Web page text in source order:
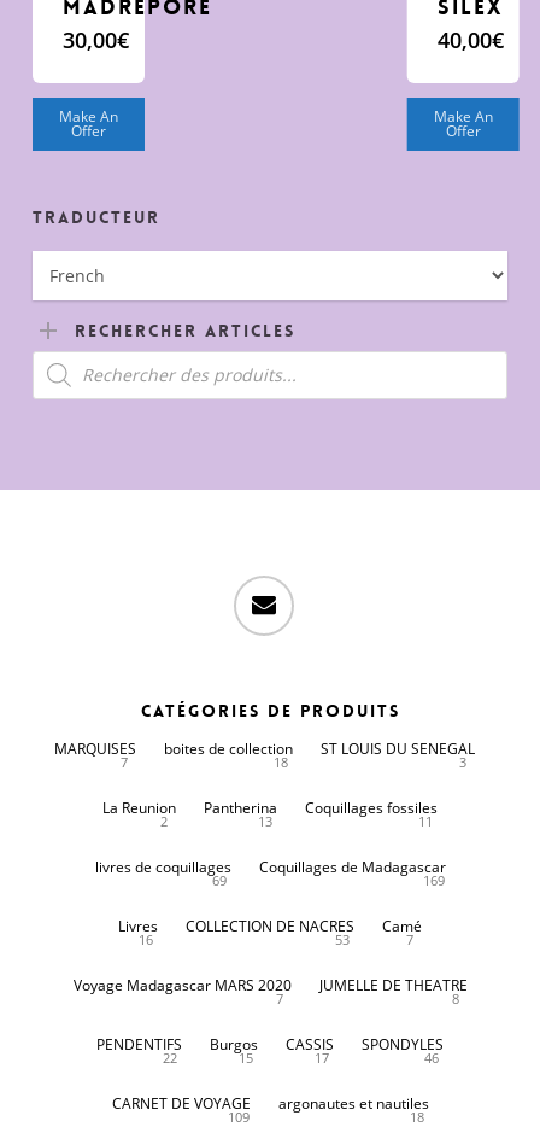
MADREPORE
30,00€
Make An
Offer
SILEX
40,00€
Make An
Offer
Traducteur
Rechercher Articles
Recherche
de
produits
email
Catégories de produits
MARQUISES
7
boites de collection
18
ST LOUIS DU SENEGAL
3
La Reunion
2
Pantherina
13
Coquillages fossiles
11
livres de coquillages
69
Coquillages de Madagascar
169
Livres
16
COLLECTION DE NACRES
53
Camé
7
Voyage Madagascar MARS 2020
7
JUMELLE DE THEATRE
8
PENDENTIFS
22
Burgos
15
CASSIS
17
SPONDYLES
46
CARNET DE VOYAGE
109
argonautes et nautiles
18